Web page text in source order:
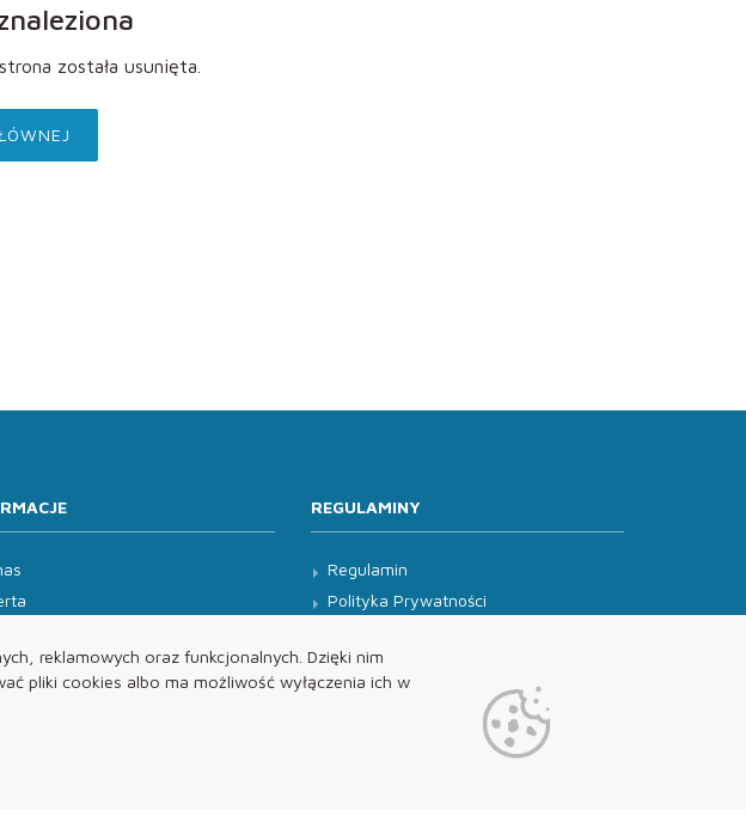
reklamowych oraz funkcjonalnych. Dzięki nim
pliki cookies albo ma możliwość wyłączenia ich w
została usunięta.
REGULAMINY
Regulamin
Polityka Prywatności